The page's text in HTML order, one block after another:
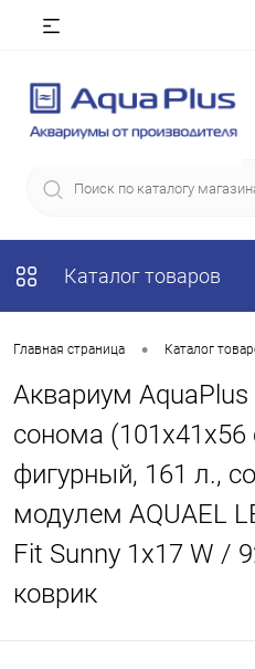
Каталог товаров
Главная страница • Каталог
Аквариум
сонома
фигурный, 161 л.,
модулем AQUAEL
Fit Sunny 1х17 W /
коврик